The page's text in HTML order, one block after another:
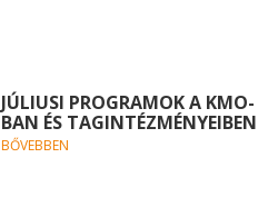
JÚLIUSI PROGRAMOK A KMO-
BAN ÉS TAGINTÉZMÉNYEIBEN
BŐVEBBEN